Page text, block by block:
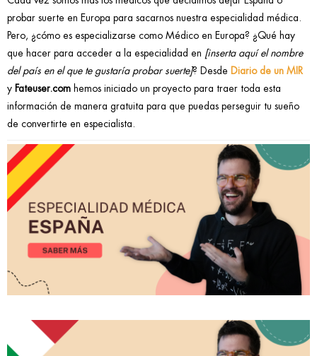
probar suerte en Europa para sacarnos nuestra especialidad médica.
Pero, ¿cómo es especializarse como Médico en Europa? ¿Qué hay
que hacer para acceder a la especialidad en [inserta aquí el nombre
del país en el que te gustaría probar suerte]? Desde Diario de un MIR
y Fateuser.com hemos iniciado un proyecto para traer toda esta
información de manera gratuita para que puedas perseguir tu sueño
de convertirte en especialista.